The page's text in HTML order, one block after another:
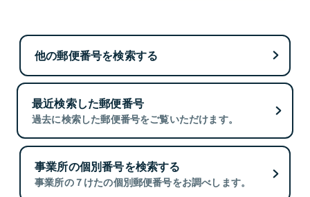
他の郵便番号を検索する
最近検索した郵便番号
過去に検索した郵便番号をご覧いただけます。
事業所の個別番号を検索する
事業所の７けたの個別郵便番号をお調べします。